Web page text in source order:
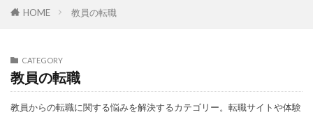
HOME 教員の転職
CATEGORY
教員の転職
教員からの転職に関する悩みを解決するカテゴリー。転職サイトや体験